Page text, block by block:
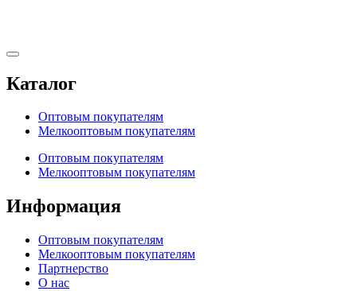
Каталог
Оптовым покупателям
Мелкооптовым покупателям
Оптовым покупателям
Мелкооптовым покупателям
Информация
Оптовым покупателям
Мелкооптовым покупателям
Партнерство
О нас